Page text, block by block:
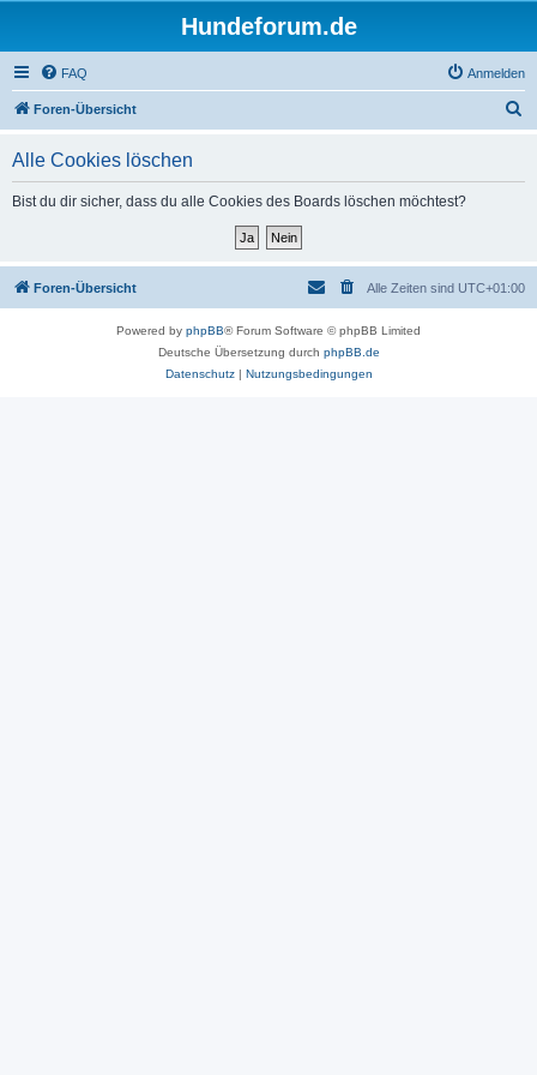
Hundeforum.de
FAQ Anmelden
Foren-Übersicht
Alle Cookies löschen
Bist du dir sicher, dass du alle Cookies des Boards löschen möchtest?
Foren-Übersicht Alle Zeiten sind UTC+01:00
Powered by phpBB® Forum Software © phpBB Limited
Deutsche Übersetzung durch phpBB.de
Datenschutz| Nutzungsbedingungen